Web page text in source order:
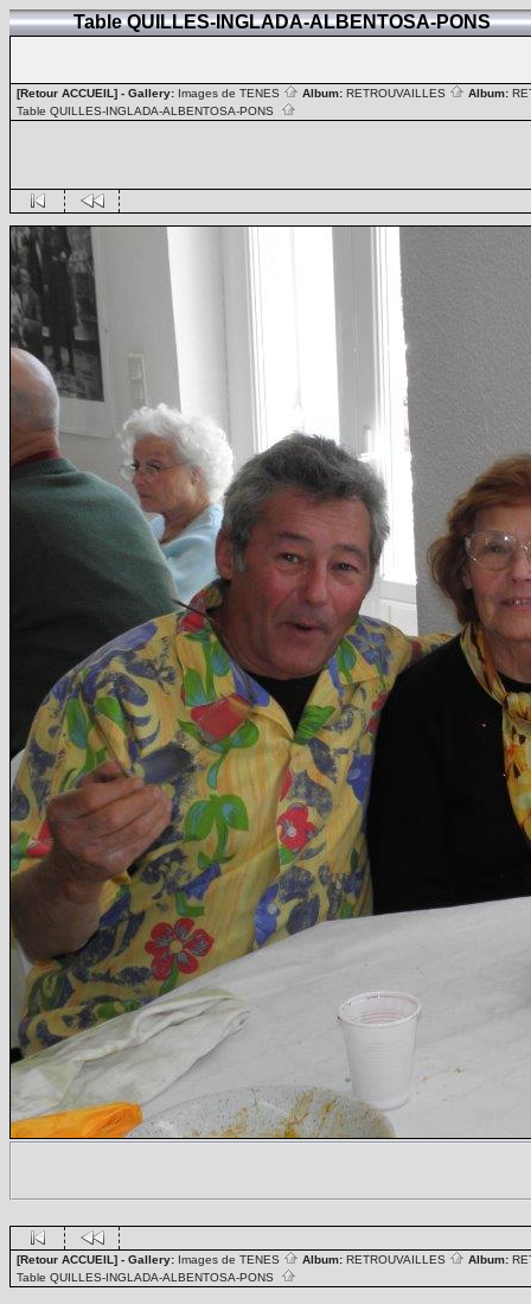
Table QUILLES-INGLADA-ALBENTOSA-PONS
[Retour ACCUEIL] - Gallery: Images de TENES Album: RETROUVAILLES Album:
Table QUILLES-INGLADA-ALBENTOSA-PONS
[Retour ACCUEIL] - Gallery: Images de TENES Album: RETROUVAILLES Album:
Table QUILLES-INGLADA-ALBENTOSA-PONS